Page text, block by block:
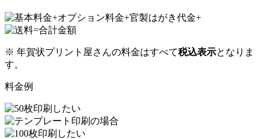
※ 年賀状プリント屋さんの料金はすべて税込表示となりま
す。
料金例